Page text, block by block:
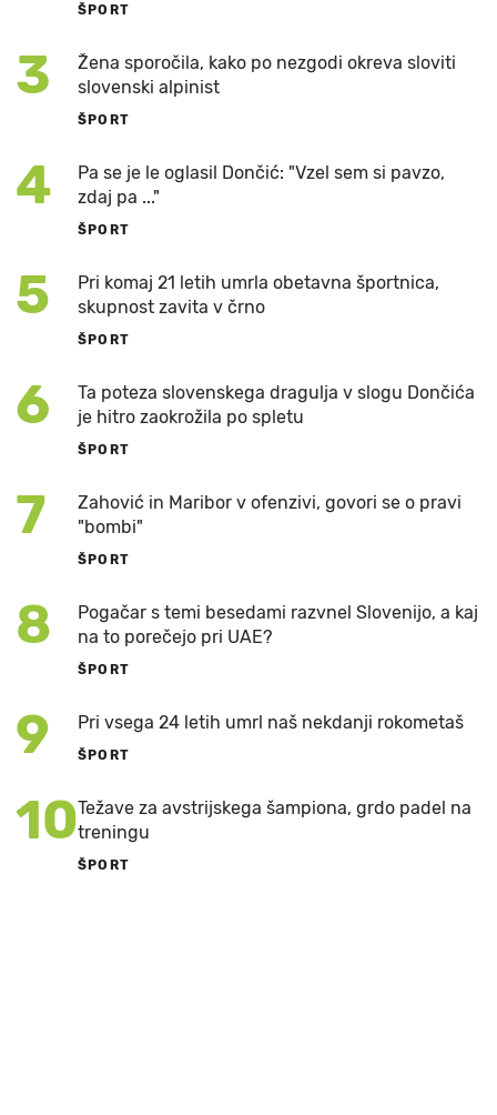
ŠPORT
3
Žena sporočila, kako po nezgodi okreva sloviti
slovenski alpinist
ŠPORT
4
Pa se je le oglasil Dončić: "Vzel sem si pavzo,
zdaj pa ..."
ŠPORT
5
Pri komaj 21 letih umrla obetavna športnica,
skupnost zavita v črno
ŠPORT
6
Ta poteza slovenskega dragulja v slogu Dončića
je hitro zaokrožila po spletu
ŠPORT
7
Zahović in Maribor v ofenzivi, govori se o pravi
"bombi"
ŠPORT
8
Pogačar s temi besedami razvnel Slovenijo, a kaj
na to porečejo pri UAE?
ŠPORT
9 Pri vsega 24 letih umrl naš nekdanji rokometaš
ŠPORT
10Težave za avstrijskega šampiona, grdo padel na
treningu
ŠPORT